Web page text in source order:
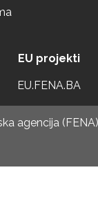
EU projekti
EU.FENA.BA
agencija